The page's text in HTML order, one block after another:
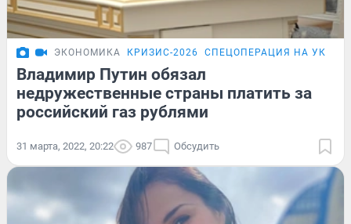
ЭКОНОМИКА КРИЗИС-2026 СПЕЦОПЕРАЦИЯ НА
Владимир Путин обязал
недружественные страны платить за
российский газ рублями
31 марта, 2022, 20:22 987 Обсудить